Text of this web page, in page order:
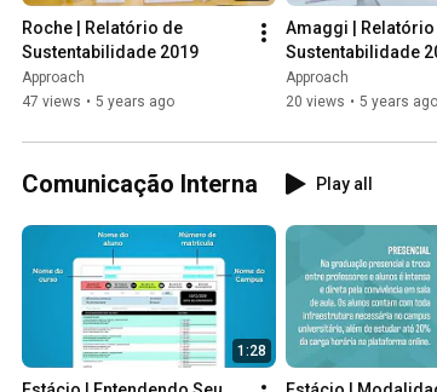
Roche | Relatório de
Sustentabilidade 2019
Approach
47 views • 5 years ago
Amaggi |
Sustentabilidade
Approach
20 views • 5 years ago
Comunicação Interna Play all
1:28